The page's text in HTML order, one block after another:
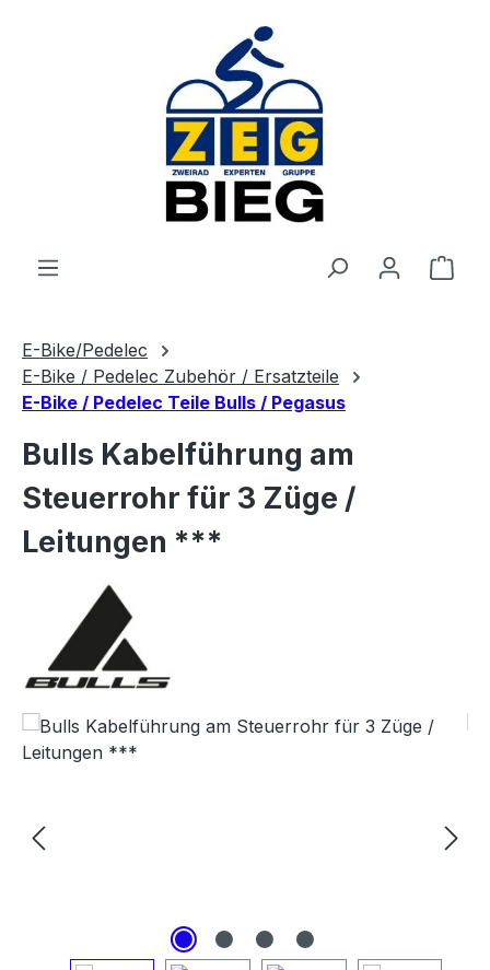
E-Bike/Pedelec
E-Bike / Pedelec Zubehör / Ersatzteile
E-Bike / Pedelec Teile Bulls / Pegasus
Bulls Kabelführung am
Steuerrohr für 3 Züge /
Leitungen ***
Bildergalerie überspringen